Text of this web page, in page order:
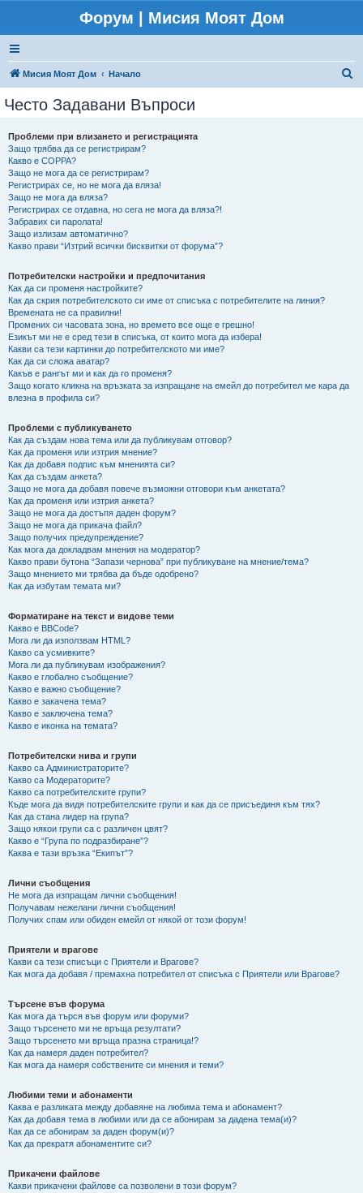
Форум | Мисия Моят Дом
Мисия Моят Дом Начало
Често Задавани Въпроси
Проблеми при влизането и регистрацията
Защо трябва да се регистрирам?
Какво е COPPA?
Защо не мога да се регистрирам?
Регистрирах се, но не мога да вляза!
Защо не мога да вляза?
Регистрирах се отдавна, но сега не мога да вляза?!
Забравих си паролата!
Защо излизам автоматично?
Какво прави “Изтрий всички бисквитки от форума”?
Потребителски настройки и предпочитания
Как да си променя настройките?
Как да скрия потребителското си име от списъка с потребителите на линия?
Времената не са правилни!
Промених си часовата зона, но времето все още е грешно!
Езикът ми не е сред тези в списъка, от които мога да избера!
Какви са тези картинки до потребителското ми име?
Как да си сложа аватар?
Какъв е рангът ми и как да го променя?
Защо когато кликна на връзката за изпращане на емейл до потребител ме кара да
влезна в профила си?
Проблеми с публикуването
Как да създам нова тема или да публикувам отговор?
Как да променя или изтрия мнение?
Как да добавя подпис към мненията си?
Как да създам анкета?
Защо не мога да добавя повече възможни отговори към анкетата?
Как да променя или изтрия анкета?
Защо не мога да достъпя даден форум?
Защо не мога да прикача файл?
Защо получих предупреждение?
Как мога да докладвам мнения на модератор?
Какво прави бутона “Запази чернова” при публикуване на мнение/тема?
Защо мнението ми трябва да бъде одобрено?
Как да избутам темата ми?
Форматиране на текст и видове теми
Какво е BBCode?
Мога ли да използвам HTML?
Какво са усмивките?
Мога ли да публикувам изображения?
Какво е глобално съобщение?
Какво е важно съобщение?
Какво е закачена тема?
Какво е заключена тема?
Какво е иконка на темата?
Потребителски нива и групи
Какво са Администраторите?
Какво са Модераторите?
Какво са потребителските групи?
Къде мога да видя потребителските групи и как да се присъединя към тях?
Как да стана лидер на група?
Защо някои групи са с различен цвят?
Какво е “Група по подразбиране”?
Каква е тази връзка “Екипът”?
Лични съобщения
Не мога да изпращам лични съобщения!
Получавам нежелани лични съобщения!
Получих спам или обиден емейл от някой от този форум!
Приятели и врагове
Какви са тези списъци с Приятели и Врагове?
Как мога да добавя / премахна потребител от списъка с Приятели или Врагове?
Търсене във форума
Как мога да търся във форум или форуми?
Защо търсенето ми не връща резултати?
Защо търсенето ми връща празна страница!?
Как да намеря даден потребител?
Как мога да намеря собствените си мнения и теми?
Любими теми и абонаменти
Каква е разликата между добавяне на любима тема и абонамент?
Как да добавя тема в любими или да се абонирам за дадена тема(и)?
Как да се абонирам за даден форум(и)?
Как да прекратя абонаментите си?
Прикачени файлове
Какви прикачени файлове са позволени в този форум?